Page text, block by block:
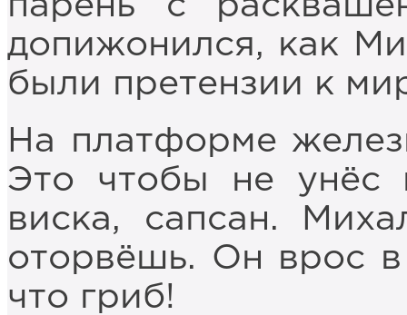
допижонился, как
были претензии к
На платформе
Это чтобы не унёс
виска, сапсан.
оторвёшь. Он врос
что гриб!